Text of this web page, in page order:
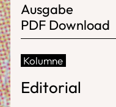
Ausgabe
PDF Download
Kolumne
Editorial